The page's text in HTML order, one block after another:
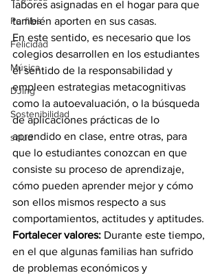
Perfiles
Felicidad
Música
DJing
Sostenibilidad
salud
labores asignadas en el hogar para que
también aporten en sus casas.
En este sentido, es necesario que los
colegios desarrollen en los estudiantes
el sentido de la responsabilidad y
empleen estrategias metacognitivas
como la autoevaluación, o la búsqueda
de aplicaciones prácticas de lo
aprendido en clase, entre otras, para
que lo estudiantes conozcan en que
consiste su proceso de aprendizaje,
cómo pueden aprender mejor y cómo
son ellos mismos respecto a sus
comportamientos, actitudes y aptitudes.
Fortalecer valores: Durante este tiempo,
en el que algunas familias han sufrido
de problemas económicos y